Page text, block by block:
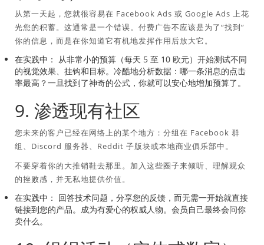
从第一天起，您就很容易在 Facebook Ads 或 Google Ads 上花
光您的积蓄。这通常是一个错误。付费广告不应该是为了“找到”
你的信息，而是在你知道它有机地发挥作用后放大它。
在实践中： 从非常小的预算（每天 5 至 10 欧元）开始测试不同
的视觉效果、挂钩和目标。冷酷地分析数据：哪一条消息的点击
率最高？一旦找到了神奇的公式，你就可以安心地增加预算了。
9. 渗透现有社区
您未来的客户已经在网络上的某个地方：分组在 Facebook 群
组、Discord 服务器、Reddit 子版块或本地商业俱乐部中。
不要穿着你的大推销鞋去那里。加入这些圈子来倾听、理解观众
的挫败感，并无私地提供价值。
在实践中： 回答技术问题，分享您的反馈，而无需一开始就直接
链接到您的产品。成为有爱心的权威人物。会员自己最终会问你
卖什么。